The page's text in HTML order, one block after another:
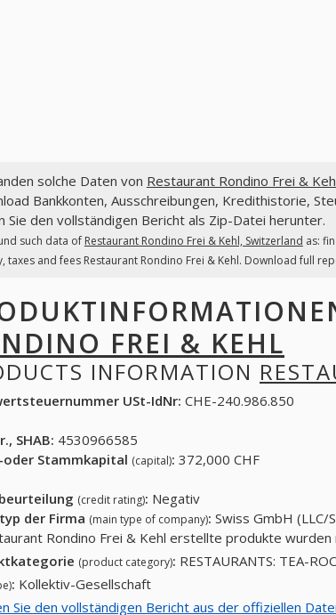
solche Daten von Restaurant Rondino Frei &
Bankkonten, Ausschreibungen, Kredithistorie,
Sie den vollständigen Bericht als Zip-Datei herunter.
such data of Restaurant Rondino Frei & Kehl, Switzerland as:
taxes and fees Restaurant Rondino Frei & Kehl. Download full
FREI & KEHL
INFORMATION
USt-IdNr: CHE-240.986.850
SHAB: 4530966585
oder Stammkapital (capital): 372,000 CHF
(credit rating): Negativ
der Firma (main type of company): Swiss GmbH (LLC/
Rondino Frei & Kehl erstellte produkte wurden
(product category): RESTAURANTS: TEA-
: Kollektiv-Gesellschaft
Sie den vollständigen Bericht aus der offiziellen